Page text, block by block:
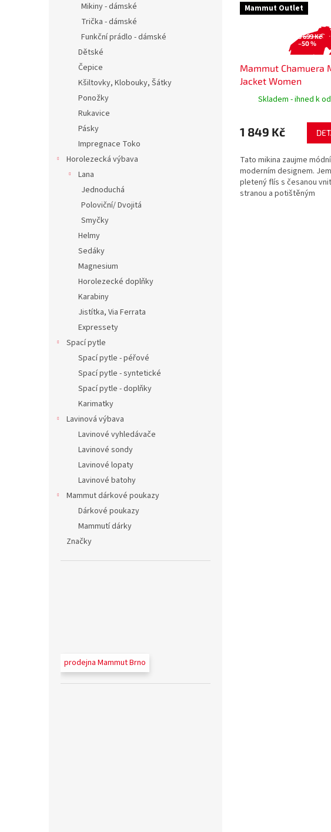
Mikiny - dámské
Trička - dámské
Funkční prádlo - dámské
Dětské
Čepice
Kšiltovky, Klobouky, Šátky
Ponožky
Rukavice
Pásky
Impregnace Toko
Horolezecká výbava
Lana
Jednoduchá
Poloviční/ Dvojitá
Smyčky
Helmy
Sedáky
Magnesium
Horolezecké doplňky
Karabiny
Jistítka, Via Ferrata
Expressety
Spací pytle
Spací pytle - péřové
Spací pytle - syntetické
Spací pytle - doplňky
Karimatky
Lavinová výbava
Lavinové vyhledávače
Lavinové sondy
Lavinové lopaty
Lavinové batohy
Mammut dárkové poukazy
Dárkové poukazy
Mammutí dárky
Značky
prodejna Mammut Brno
Mammut Outlet
3 699 Kč
–50 %
Mammut Chamuera
Jacket Women
Skladem - ihned k
1 849 Kč
Tato mikina zaujme
moderním designem.
pletený flís s česanou
stranou a potištěným